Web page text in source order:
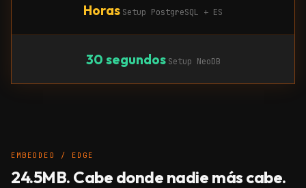
Horas Setup PostgreSQL + ES
30 segundos Setup NeoDB
EMBEDDED / EDGE
24.5MB. Cabe donde nadie más cabe.